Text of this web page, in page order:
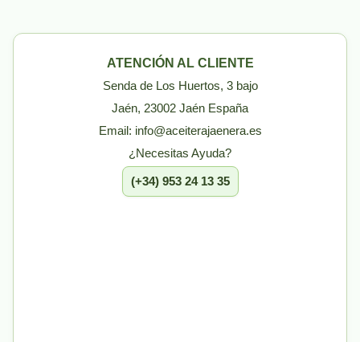
ATENCIÓN AL CLIENTE
Senda de Los Huertos, 3 bajo
Jaén, 23002 Jaén España
Email: info@aceiterajaenera.es
¿Necesitas Ayuda?
(+34) 953 24 13 35